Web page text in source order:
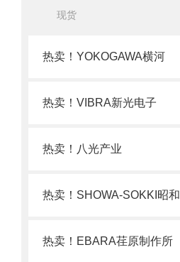
现货
热卖！YOKOGAWA横河
热卖！VIBRA新光电子
热卖！八光产业
热卖！SHOWA-SOKKI昭和
热卖！EBARA荏原制作所